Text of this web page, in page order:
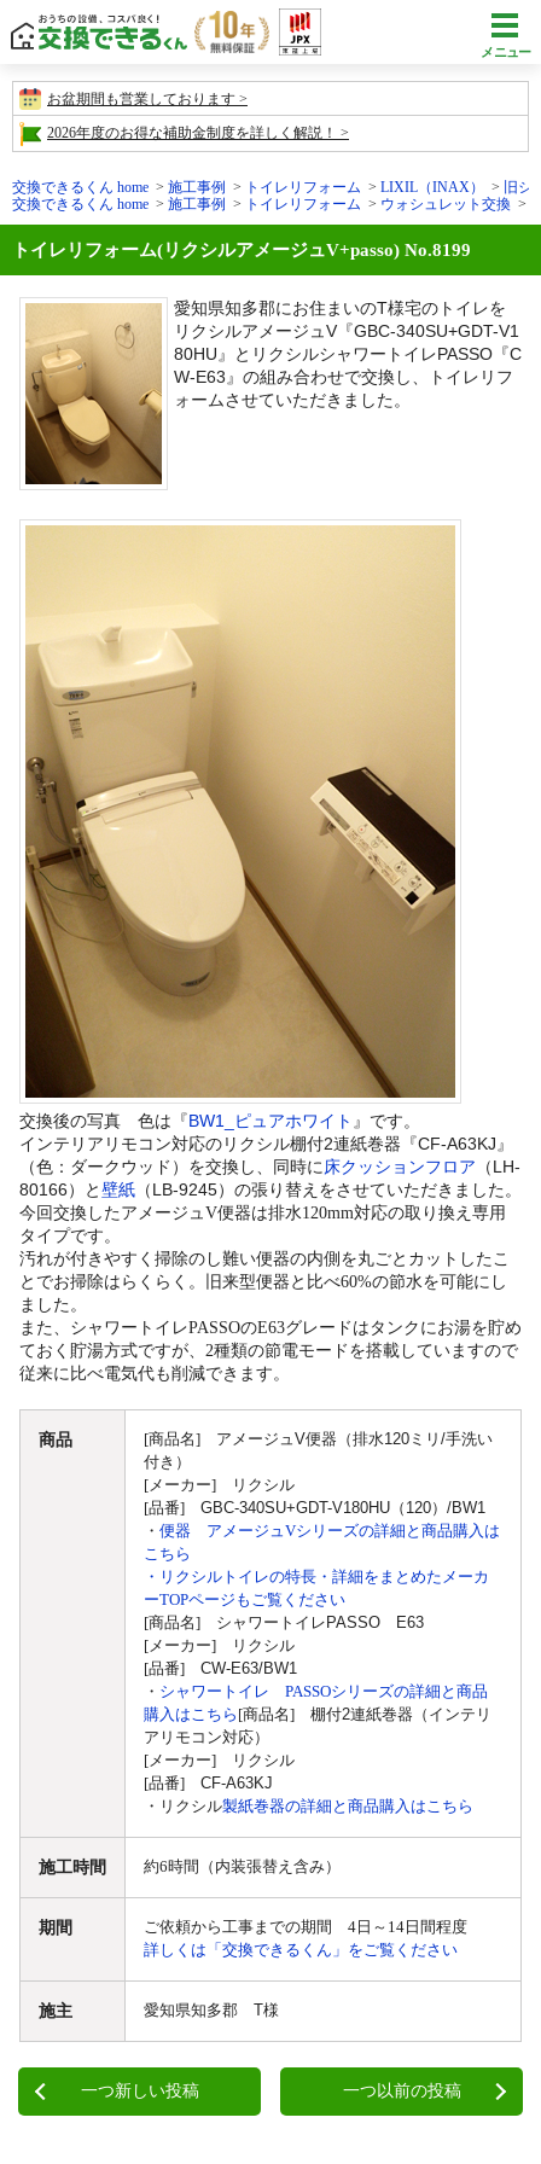
メニュー
お盆期間も営業しております
2026年度のお得な補助金制度を詳しく解説！
交換できるくん home 施工事例 トイレリフォーム LIXIL（INAX）
旧シ
交換できるくん home
施工事例 トイレリフォーム ウォシュレット交換
トイレリフォーム(リクシルアメージュV+passo) No.8199
愛知県知多郡にお住まいのT様宅のトイレを
リクシルアメージュV『GBC-340SU+GDT-V1
80HU 』とリクシルシャワートイレPASSO『C
W-E63 』の組み合わせで交換し、トイレリフ
ォームさせていただきました。
交換後の写真 色は『BW1_ ピュアホワイト 』です。
インテリアリモコン対応のリクシル棚付2連紙巻器『CF-A63KJ 』
（色：ダークウッド）を交換し、同時に 床クッションフロア （ LH-
80166 ）と 壁紙 （ LB-9245）の張り替えをさせていただきました。
今回交換したアメージュV便器は排水120mm対応の取り換え専用
タイプです。
汚れが付きやすく掃除のし難い便器の内側を丸ごとカットしたこ
とでお掃除はらくらく。旧来型便器と比べ60%の節水を可能にし
ました。
また、シャワートイレPASSOのE63グレードはタンクにお湯を貯め
ておく貯湯方式ですが、2種類の節電モードを搭載していますので
従来に比べ電気代も削減できます。
商品 [商品名] アメージュV便器（排水120ミリ/手洗い
付き）
[メーカー] リクシル
[品番] GBC-340SU+GDT-V180HU（120）/BW1
・ 便器 アメージュVシリーズの詳細と商品購入は
こちら
・リクシルトイレの特長・詳細をまとめたメーカ
ーTOPページもご覧ください
[商品名] シャワートイレPASSO E63
[メーカー]
リクシル
[品番] CW-E63/BW1
・ シャワートイレ PASSOシリーズの詳細と商品
購入はこちら [商品名] 棚付2連紙巻器（インテリ
アリモコン対応）
[メーカー] リクシル
[品番] CF-A63KJ
・リクシル製紙巻器の詳細と商品購入はこちら
施工時間 約6時間（内装張替え含み）
期間
ご依頼から工事までの期間 4日～14日間程度
詳しくは「交換できるくん」をご覧ください
施主 愛知県知多郡 T様
一つ新しい投稿 一つ以前の投稿